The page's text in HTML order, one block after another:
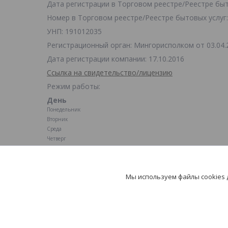
Дата регистрации в Торговом реестре/Реестре
Номер в Торговом реестре/Реестре бытовых
УНП: 191012035
Регистрационный орган: Мингорисполком от
Дата регистрации компании: 17.10.2016
Ссылка на свидетельство/лицензию
Режим работы:
День
Понедельник
Вторник
Среда
Четверг
Пятница
Мы используем файлы cookies